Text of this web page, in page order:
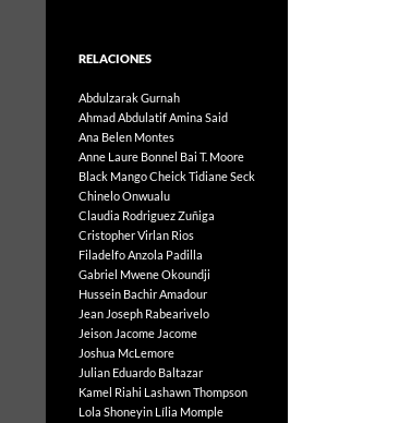
RELACIONES
Abdulzarak Gurnah
Ahmad AbdulatifAmina Said
Ana Belen Montes
Anne Laure Bonnel Bai T. Moore
Black MangoCheick Tidiane Seck
Chinelo Onwualu
Claudia Rodriguez Zuñiga
Cristopher Virlan Rios
Filadelfo Anzola Padilla
Gabriel Mwene Okoundji
Hussein Bachir Amadour
Jean Joseph Rabearivelo
Jeison Jacome Jacome
Joshua McLemore
Julian Eduardo Baltazar
Kamel Riahi Lashawn Thompson
Lola Shoneyin Lília Momple